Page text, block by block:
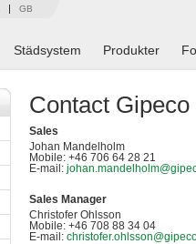
GB
Städsystem Produkter
Contact Gipeco
Sales
Johan Mandelholm
Mobile: +46 706 64 28 21
E-mail:
Sales Manager
Christofer Ohlsson
Mobile: +46 708 88 34 04
E-mail: